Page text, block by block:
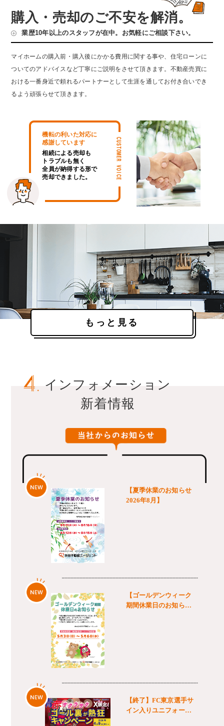
購入・売却のご不安を解消。
業歴10年以上のスタッフが在中。お気軽にご相談下さい。
マイホームの購入前・購入後にかかる費用に関する事や、住宅ローンに
ついてのアドバイスなど丁寧にご説明をさせて頂きます。不動産売買に
おける一番身近で頼れるパートナーとして生涯を通してお付き合いでき
るよう頑張らせて頂きます。
機転の利いた対応に
感謝しています
相続による売却も
トラブルも無く
全員が納得する形で
売却できました。
もっと見る
インフォメーション
新着情報